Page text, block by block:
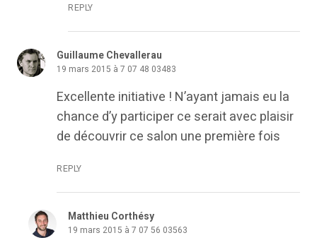
REPLY
Guillaume Chevallerau
19 mars 2015 à 7 07 48 03483
Excellente initiative ! N’ayant jamais eu la
chance d’y participer ce serait avec plaisir
de découvrir ce salon une première fois
REPLY
Matthieu Corthésy
19 mars 2015 à 7 07 56 03563